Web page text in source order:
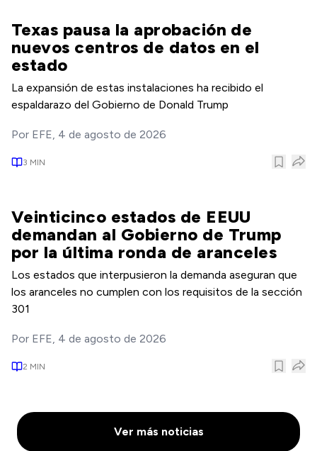
Texas pausa la aprobación de
nuevos centros de datos en el
estado
La expansión de estas instalaciones ha recibido el
espaldarazo del Gobierno de Donald Trump
Por EFE, 4 de agosto de 2026
3 MIN
Veinticinco estados de EEUU
demandan al Gobierno de Trump
por la última ronda de aranceles
Los estados que interpusieron la demanda aseguran que
los aranceles no cumplen con los requisitos de la sección
301
Por EFE, 4 de agosto de 2026
2 MIN
Ver más noticias